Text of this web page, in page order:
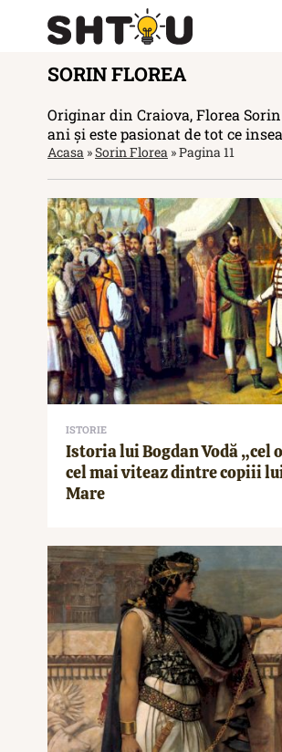
SORIN FLOREA
Originar din Craiova, Florea
ani și este pasionat de tot ce
Acasa »Sorin Florea »Pagina 11
ISTORIE
Istoria lui Bogdan Vodă „cel
cel mai viteaz dintre copiii
Mare